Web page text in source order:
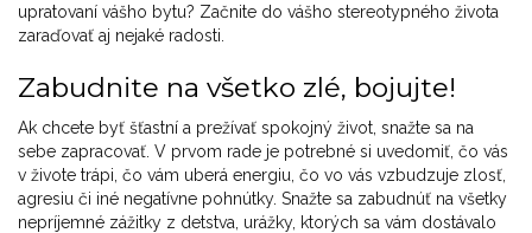
upratovaní vášho bytu? Začnite do vášho stereotypného života
zaraďovať aj nejaké radosti.
Zabudnite na všetko zlé, bojujte!
Ak chcete byť šťastní a prežívať spokojný život, snažte sa na
sebe zapracovať. V prvom rade je potrebné si uvedomiť, čo vás
v živote trápi, čo vám uberá energiu, čo vo vás vzbudzuje zlosť,
agresiu či iné negatívne pohnútky. Snažte sa zabudnúť na všetky
nepríjemné zážitky z detstva, urážky, ktorých sa vám dostávalo